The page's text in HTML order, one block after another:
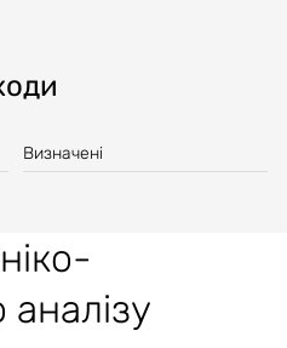
Визначені
аналізу